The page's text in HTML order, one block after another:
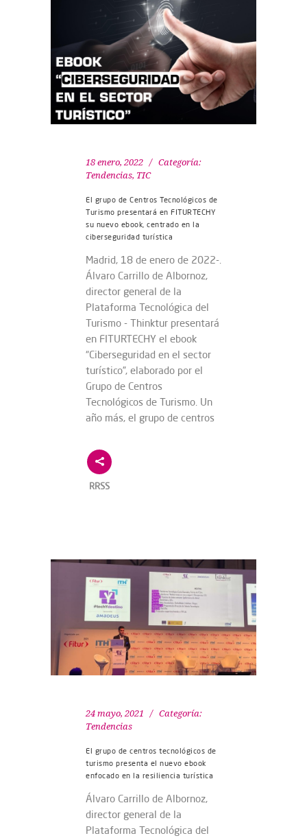
18 enero, 2022
Categoría:
Tendencias, TIC
El grupo de Centros Tecnológicos de
Turismo presentará en FITURTECHY
su nuevo ebook, centrado en la
ciberseguridad turística
Madrid, 18 de enero de 2022-.
Álvaro Carrillo de Albornoz,
director general de la
Plataforma Tecnológica del
Turismo - Thinktur presentará
en FITURTECHY el ebook
“Ciberseguridad en el sector
turístico”, elaborado por el
Grupo de Centros
Tecnológicos de Turismo. Un
año más, el grupo de centros
RRSS
24 mayo, 2021
Categoría:
Tendencias
El grupo de centros tecnológicos de
turismo presenta el nuevo ebook
enfocado en la resiliencia turística
Álvaro Carrillo de Albornoz,
director general de la
Plataforma Tecnológica del